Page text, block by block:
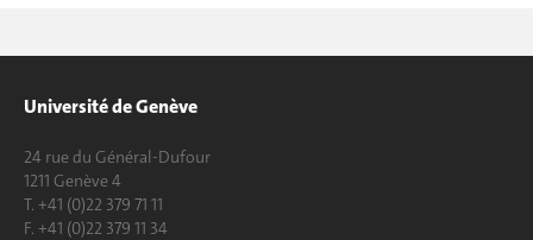
Université de Genève
24 rue du Général-Dufour
1211 Genève 4
T. +41 (0)22 379 71 11
F. +41 (0)22 379 11 34